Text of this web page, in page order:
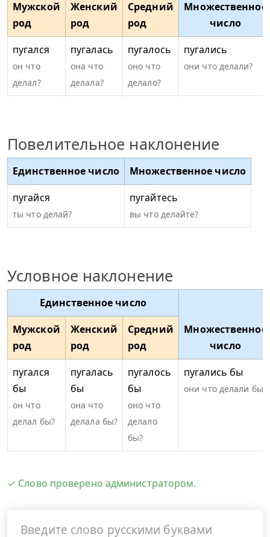
Множественное
число
Мужской
род
Женский
род
Средний
род
пугался
он что
делал?
пугалась
она что
делала?
пугалось
оно что
делало?
пугались
они что делали?
Повелительное наклонение
Единственное число
Множественное число
пугайся
ты что делай?
пугайтесь
вы что делайте?
Условное наклонение
Единственное число
Множественное
число
Мужской
род
Женский
род
Средний
род
пугался
бы
он что
делал бы?
пугалась
бы
она что
делала бы?
пугалось
бы
оно что
делало
бы?
пугались бы
они что делали бы?
✓ Слово проверено администратором.